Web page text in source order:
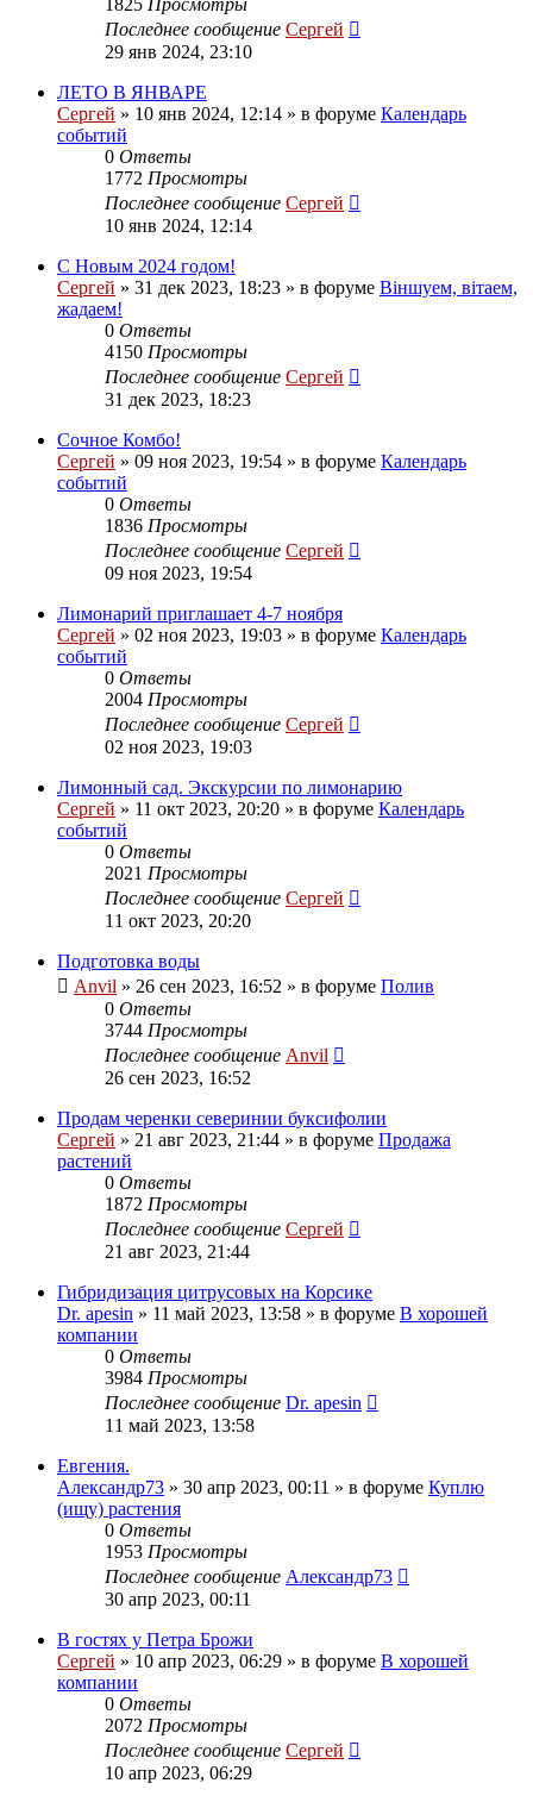
Последнее сообщение Сергей
29 янв 2024, 23:10
ЛЕТО В ЯНВАРЕ
Сергей » 10 янв 2024, 12:14 » в форуме Календарь
событий
0 Ответы
1772 Просмотры
Последнее сообщение Сергей
10 янв 2024, 12:14
С Новым 2024 годом!
Сергей » 31 дек 2023, 18:23 » в форуме Віншуем, вітаем,
жадаем!
0 Ответы
4150 Просмотры
Последнее сообщение Сергей
31 дек 2023, 18:23
Сочное Комбо!
Сергей » 09 ноя 2023, 19:54 » в форуме Календарь
событий
0 Ответы
1836 Просмотры
Последнее сообщение Сергей
09 ноя 2023, 19:54
Лимонарий приглашает 4-7 ноября
Сергей » 02 ноя 2023, 19:03 » в форуме Календарь
событий
0 Ответы
2004 Просмотры
Последнее сообщение Сергей
02 ноя 2023, 19:03
Лимонный сад. Экскурсии по лимонарию
Сергей » 11 окт 2023, 20:20 » в форуме Календарь
событий
0 Ответы
2021 Просмотры
Последнее сообщение Сергей
11 окт 2023, 20:20
Подготовка воды
Anvil » 26 сен 2023, 16:52 » в форуме Полив
0 Ответы
3744 Просмотры
Последнее сообщение Anvil
26 сен 2023, 16:52
Продам черенки северинии буксифолии
Сергей » 21 авг 2023, 21:44 » в форуме Продажа
растений
0 Ответы
1872 Просмотры
Последнее сообщение Сергей
21 авг 2023, 21:44
Гибридизация цитрусовых на Корсике
Dr. apesin » 11 май 2023, 13:58 » в форуме В хорошей
компании
0 Ответы
3984 Просмотры
Последнее сообщение Dr. apesin
11 май 2023, 13:58
Евгения.
Александр73 » 30 апр 2023, 00:11 » в форуме Куплю
(ищу) растения
0 Ответы
1953 Просмотры
Последнее сообщение Александр73
30 апр 2023, 00:11
В гостях у Петра Брожи
Сергей » 10 апр 2023, 06:29 » в форуме В хорошей
компании
0 Ответы
2072 Просмотры
Последнее сообщение Сергей
10 апр 2023, 06:29